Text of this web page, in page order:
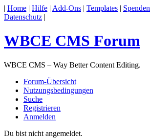
| Home | Hilfe | Add-Ons | Templates | Spenden
Datenschutz |
WBCE CMS Forum
WBCE CMS – Way Better Content Editing.
Forum-Übersicht
Nutzungsbedingungen
Suche
Registrieren
Anmelden
Du bist nicht angemeldet.